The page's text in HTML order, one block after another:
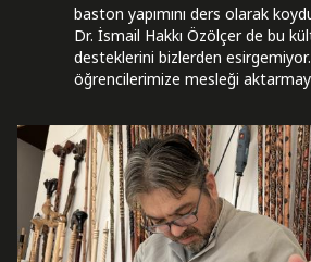
baston yapımını ders olarak
Dr. İsmail Hakkı Özölçer de bu
desteklerini bizlerden
öğrencilerimize mesleği